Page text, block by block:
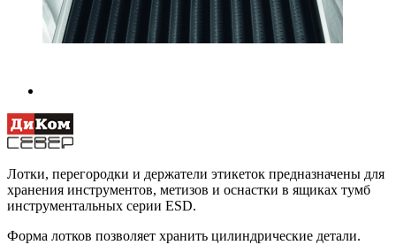
Лотки, перегородки и держатели этикеток предназначены для
хранения инструментов, метизов и оснастки в ящиках тумб
инструментальных серии ESD.
Форма лотков позволяет хранить цилиндрические детали.